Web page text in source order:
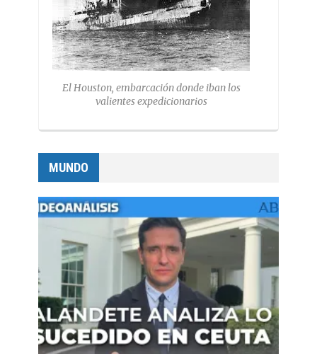
El Houston, embarcación donde iban los
valientes expedicionarios
MUNDO